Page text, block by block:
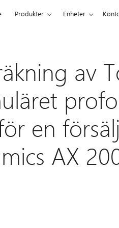
Produkter Enheter
av
en
AX